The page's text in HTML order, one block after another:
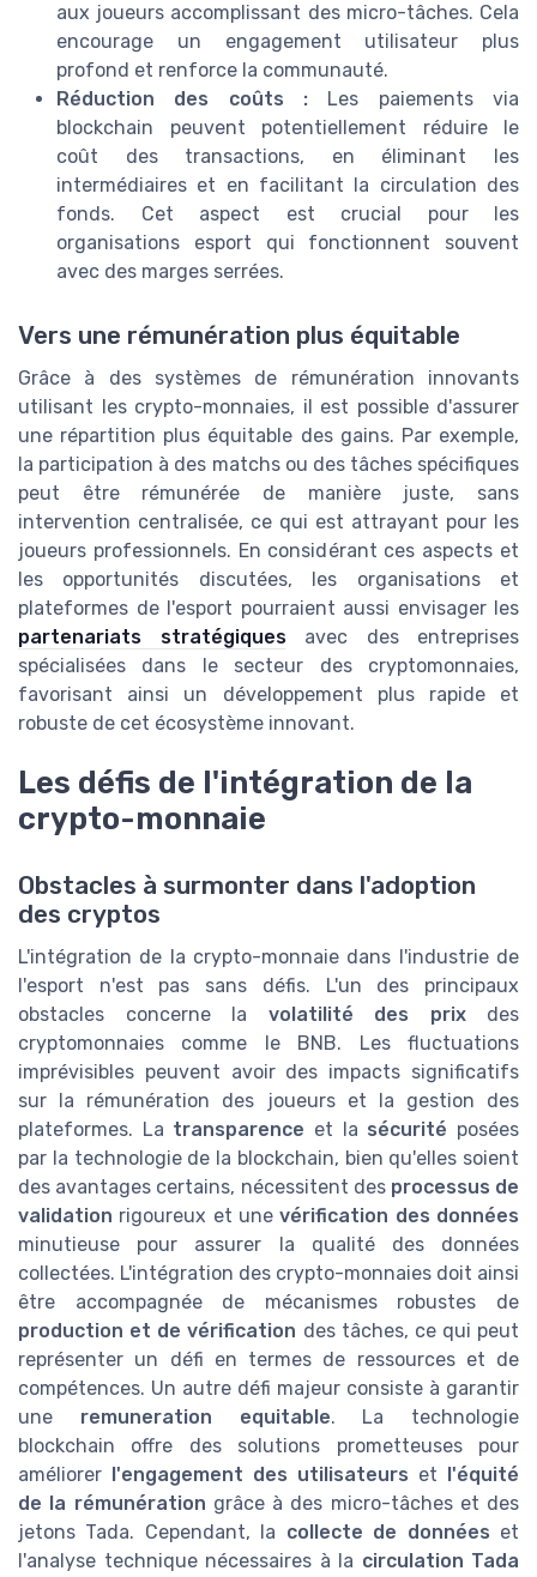
aux joueurs accomplissant des micro-tâches. Cela
encourage un engagement utilisateur plus
profond et renforce la communauté.
Réduction des coûts : Les paiements via
blockchain peuvent potentiellement réduire le
coût des transactions, en éliminant les
intermédiaires et en facilitant la circulation des
fonds. Cet aspect est crucial pour les
organisations esport qui fonctionnent souvent
avec des marges serrées.
Vers une rémunération plus équitable
Grâce à des systèmes de rémunération innovants
utilisant les crypto-monnaies, il est possible d'assurer
une répartition plus équitable des gains. Par exemple,
la participation à des matchs ou des tâches spécifiques
peut être rémunérée de manière juste, sans
intervention centralisée, ce qui est attrayant pour les
joueurs professionnels. En considérant ces aspects et
les opportunités discutées, les organisations et
plateformes de l'esport pourraient aussi envisager les
partenariats stratégiquesavec des entreprises
spécialisées dans le secteur des cryptomonnaies,
favorisant ainsi un développement plus rapide et
robuste de cet écosystème innovant.
Les défis de l'intégration de la
crypto-monnaie
Obstacles à surmonter dans l'adoption
des cryptos
L'intégration de la crypto-monnaie dans l'industrie de
l'esport n'est pas sans défis. L'un des principaux
obstacles concerne la volatilité des prixdes
cryptomonnaies comme le BNB. Les fluctuations
imprévisibles peuvent avoir des impacts significatifs
sur la rémunération des joueurs et la gestion des
plateformes. La transparence et la sécurité posées
par la technologie de la blockchain, bien qu'elles soient
des avantages certains, nécessitent des processus de
validation rigoureux et unevérification des données
minutieuse pour assurer la qualité des données
collectées. L'intégration des crypto-monnaies doit ainsi
être accompagnée de mécanismes robustes de
production et de vérification des tâches, ce qui peut
représenter un défi en termes de ressources et de
compétences. Un autre défi majeur consiste à garantir
une remuneration equitable. La technologie
blockchain offre des solutions prometteuses pour
améliorer
l'engagement des utilisateurs et
l'équité
de la rémunération grâce à des micro-tâches et des
jetons Tada. Cependant, la collecte de données et
l'analyse technique nécessaires à la circulation Tada